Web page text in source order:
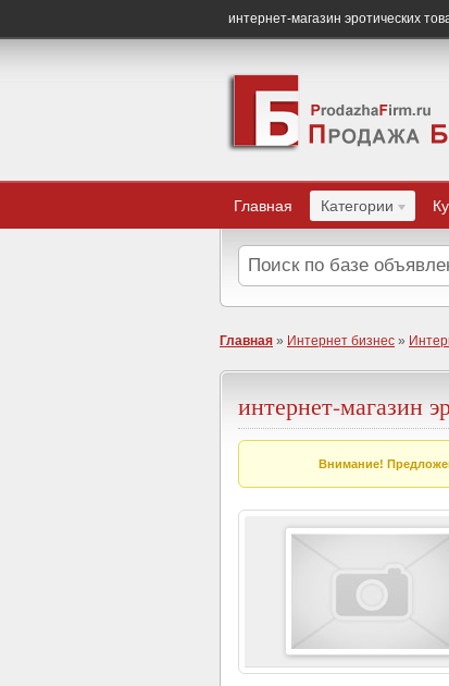
интернет-магазин эротических
Главная Категории
Главная » Интернет бизнес »
интернет-магазин
Внимание!